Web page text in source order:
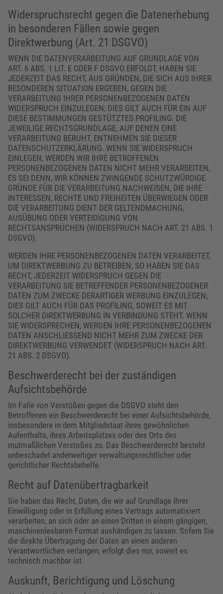
Widerspruchsrecht gegen die Datenerhebung
in besonderen Fällen sowie gegen
Direktwerbung (Art. 21 DSGVO)
WENN DIE DATENVERARBEITUNG AUF GRUNDLAGE VON
ART. 6 ABS. 1 LIT. E ODER F DSGVO ERFOLGT, HABEN SIE
JEDERZEIT DAS RECHT, AUS GRÜNDEN, DIE SICH AUS IHRER
BESONDEREN SITUATION ERGEBEN, GEGEN DIE
VERARBEITUNG IHRER PERSONENBEZOGENEN DATEN
WIDERSPRUCH EINZULEGEN; DIES GILT AUCH FÜR EIN AUF
DIESE BESTIMMUNGEN GESTÜTZTES PROFILING. DIE
JEWEILIGE RECHTSGRUNDLAGE, AUF DENEN EINE
VERARBEITUNG BERUHT, ENTNEHMEN SIE DIESER
DATENSCHUTZERKLÄRUNG. WENN SIE WIDERSPRUCH
EINLEGEN, WERDEN WIR IHRE BETROFFENEN
PERSONENBEZOGENEN DATEN NICHT MEHR VERARBEITEN,
ES SEI DENN, WIR KÖNNEN ZWINGENDE SCHUTZWÜRDIGE
GRÜNDE FÜR DIE VERARBEITUNG NACHWEISEN, DIE IHRE
INTERESSEN, RECHTE UND FREIHEITEN ÜBERWIEGEN ODER
DIE VERARBEITUNG DIENT DER GELTENDMACHUNG,
AUSÜBUNG ODER VERTEIDIGUNG VON
RECHTSANSPRÜCHEN (WIDERSPRUCH NACH ART. 21 ABS. 1
DSGVO).
WERDEN IHRE PERSONENBEZOGENEN DATEN VERARBEITET,
UM DIREKTWERBUNG ZU BETREIBEN, SO HABEN SIE DAS
RECHT, JEDERZEIT WIDERSPRUCH GEGEN DIE
VERARBEITUNG SIE BETREFFENDER PERSONENBEZOGENER
DATEN ZUM ZWECKE DERARTIGER WERBUNG EINZULEGEN;
DIES GILT AUCH FÜR DAS PROFILING, SOWEIT ES MIT
SOLCHER DIREKTWERBUNG IN VERBINDUNG STEHT. WENN
SIE WIDERSPRECHEN, WERDEN IHRE PERSONENBEZOGENEN
DATEN ANSCHLIESSEND NICHT MEHR ZUM ZWECKE DER
DIREKTWERBUNG VERWENDET (WIDERSPRUCH NACH ART.
21 ABS. 2 DSGVO).
Beschwerde­recht bei der zuständigen
Aufsichts­behörde
Im Falle von Verstößen gegen die DSGVO steht den
Betroffenen ein Beschwerderecht bei einer Aufsichtsbehörde,
insbesondere in dem Mitgliedstaat ihres gewöhnlichen
Aufenthalts, ihres Arbeitsplatzes oder des Orts des
mutmaßlichen Verstoßes zu. Das Beschwerderecht besteht
unbeschadet anderweitiger verwaltungsrechtlicher oder
gerichtlicher Rechtsbehelfe.
Recht auf Daten­übertrag­barkeit
Sie haben das Recht, Daten, die wir auf Grundlage Ihrer
Einwilligung oder in Erfüllung eines Vertrags automatisiert
verarbeiten, an sich oder an einen Dritten in einem gängigen,
maschinenlesbaren Format aushändigen zu lassen. Sofern Sie
die direkte Übertragung der Daten an einen anderen
Verantwortlichen verlangen, erfolgt dies nur, soweit es
technisch machbar ist.
Auskunft, Berichtigung und Löschung